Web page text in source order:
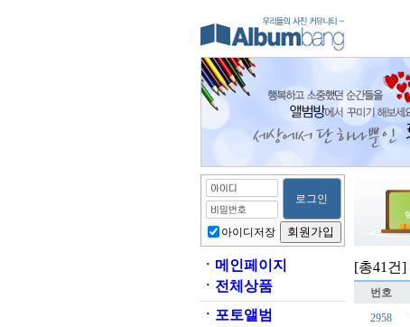
아이디저장
ㆍ 메인페이지
ㆍ 전체상품
ㆍ 포토앨범
[총41건]
번호
2958